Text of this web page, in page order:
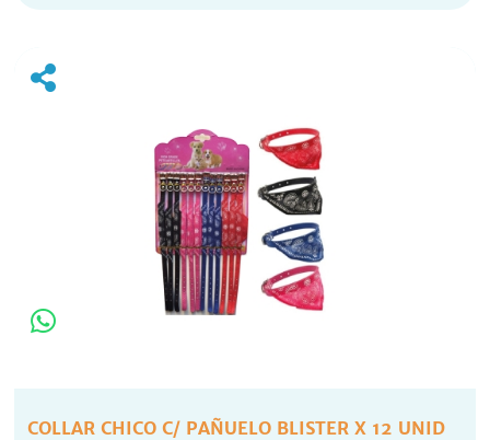
COLLAR CHICO C/ PAÑUELO BLISTER X 12 UNID